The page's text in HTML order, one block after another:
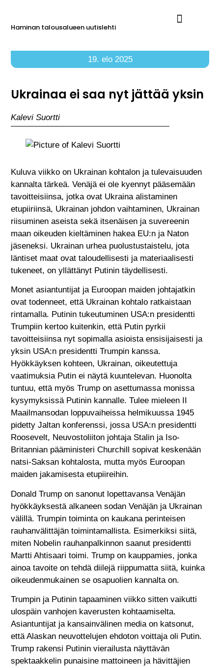
Haminan talousalueen uutislehti
19. elo 2025
Ukrainaa ei saa nyt jättää yksin
Kalevi Suortti
Kuluva viikko on Ukrainan kohtalon ja tulevaisuuden
kannalta tärkeä. Venäjä ei ole kyennyt pääsemään
tavoitteisiinsa, jotka ovat Ukraina alistaminen
etupiiriinsä, Ukrainan johdon vaihtaminen, Ukrainan
riisuminen aseista sekä itsenäisen ja suvereenin
maan oikeuden kieltäminen hakea EU:n ja Naton
jäseneksi. Ukrainan urhea puolustustaistelu, jota
läntiset maat ovat taloudellisesti ja materiaalisesti
tukeneet, on yllättänyt Putinin täydellisesti.
Monet asiantuntijat ja Euroopan maiden johtajatkin
ovat todenneet, että Ukrainan kohtalo ratkaistaan
rintamalla. Putinin tukeutuminen USA:n presidentti
Trumpiin kertoo kuitenkin, että Putin pyrkii
tavoitteisiinsa nyt sopimalla asioista ensisijaisesti ja
yksin USA:n presidentti Trumpin kanssa.
Hyökkäyksen kohteen, Ukrainan, oikeutettuja
vaatimuksia Putin ei näytä kuuntelevan. Huonolta
tuntuu, että myös Trump on asettumassa monissa
kysymyksissä Putinin kannalle. Tulee mieleen II
Maailmansodan loppuvaiheissa helmikuussa 1945
pidetty Jaltan konferenssi, jossa USA:n presidentti
Roosevelt, Neuvostoliiton johtaja Stalin ja Iso-
Britannian pääministeri Churchill sopivat keskenään
natsi-Saksan kohtalosta, mutta myös Euroopan
maiden jakamisesta etupiireihin.
Donald Trump on sanonut lopettavansa Venäjän
hyökkäyksestä alkaneen sodan Venäjän ja Ukrainan
välillä. Trumpin toiminta on kaukana perinteisen
rauhanvälittäjän toimintamallista. Esimerkiksi siitä,
miten Nobelin rauhanpalkinnon saanut presidentti
Martti Ahtisaari toimi. Trump on kauppamies, jonka
ainoa tavoite on tehdä diilejä riippumatta siitä, kuinka
oikeudenmukainen se osapuolien kannalta on.
Trumpin ja Putinin tapaaminen viikko sitten vaikutti
ulospäin vanhojen kaverusten kohtaamiselta.
Asiantuntijat ja kansainvälinen media on katsonut,
että Alaskan neuvottelujen ehdoton voittaja oli Putin.
Trump rakensi Putinin vierailusta näyttävän
spektaakkelin punaisine mattoineen ja hävittäjien